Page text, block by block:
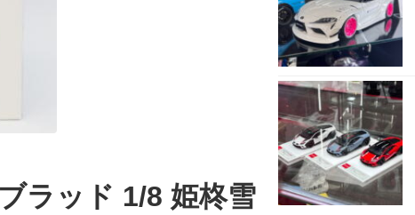
ラッド 1/8 姫柊雪